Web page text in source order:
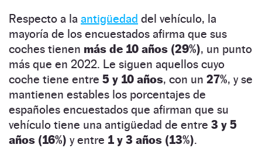
Respecto a la antigüedad del vehículo, la
mayoría de los encuestados afirma que sus
coches tienen más de 10 años (29%), un punto
más que en 2022. Le siguen aquellos cuyo
coche tiene entre 5 y 10 años, con un 27%, y se
mantienen estables los porcentajes de
españoles encuestados que afirman que su
vehículo tiene una antigüedad de entre 3 y 5
años (16%) y entre 1 y 3 años (13%).